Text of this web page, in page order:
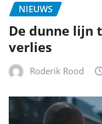
NIEUWS
De dunne lijn
verlies
Roderik Rood